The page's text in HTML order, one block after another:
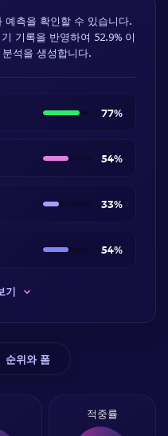
예측을 확인할 수 있습니다.
기록을 반영하여 52.9% 이
석을 생성합니다.
77%
54%
33%
54%
기
순위와 폼
적중률